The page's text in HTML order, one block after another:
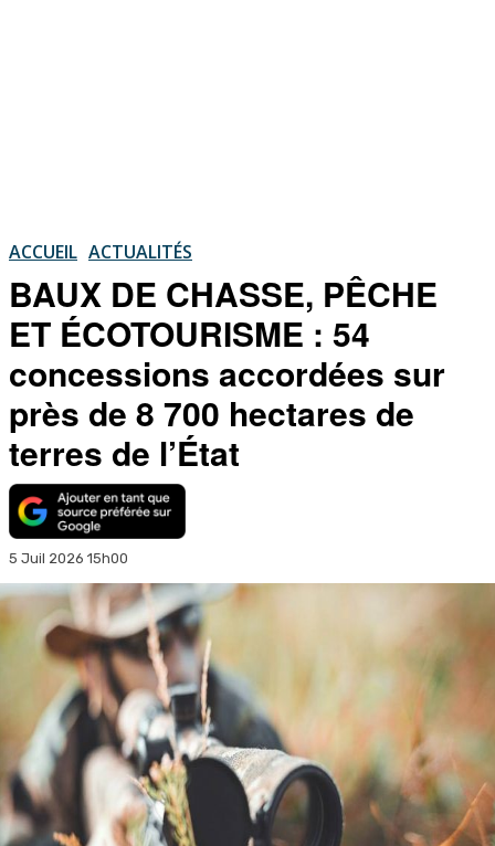
ACCUEIL ACTUALITÉS
BAUX DE CHASSE, PÊCHE
ET ÉCOTOURISME : 54
concessions accordées sur
près de 8 700 hectares de
terres de l’État
5 Juil 2026 15h00